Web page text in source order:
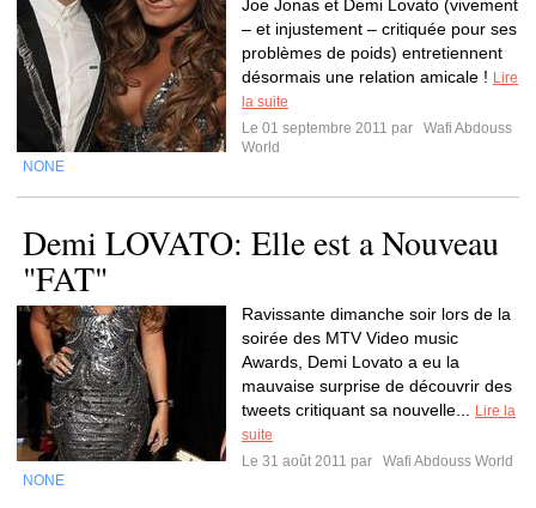
Joe Jonas et Demi Lovato (vivement
– et injustement – critiquée pour ses
problèmes de poids) entretiennent
désormais une relation amicale ! Lire
la suite
Le 01 septembre 2011 par
Wafi Abdouss
World
NONE
Demi LOVATO: Elle est a Nouveau
"FAT"
Ravissante dimanche soir lors de la
soirée des MTV Video music
Awards, Demi Lovato a eu la
mauvaise surprise de découvrir des
tweets critiquant sa nouvelle...
Lire la
suite
Le 31 août 2011 par
Wafi Abdouss World
NONE